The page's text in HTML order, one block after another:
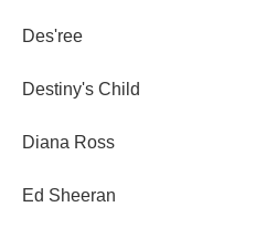
Des'ree
Destiny's Child
Diana Ross
Ed Sheeran